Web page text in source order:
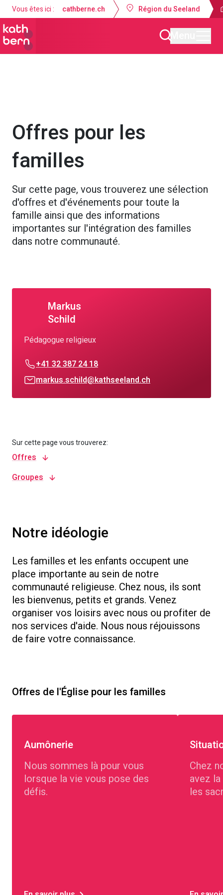
Vous êtes ici : cathberne.ch Région du Seeland
Offres pour les
familles
Sur cette page, vous trouverez une sélection
d'offres et d'événements pour toute la
famille ainsi que des informations
importantes sur l'intégration des familles
dans notre communauté.
Markus
Schild
Pédagogue religieux
+41 32 387 24 18
markus.schild@kathseeland.ch
Sur cette page vous trouverez:
Offres
Groupes
Notre idéologie
Les familles et les enfants occupent une
place importante au sein de notre
communauté religieuse. Chez nous, ils sont
les bienvenus, petits et grands. Venez
organiser vos loisirs avec nous ou profiter de
nos services d'aide. Nous nous réjouissons
de faire votre connaissance.
Offres de l'Église pour les familles
Aumônerie
Nous sommes là pour vous
lorsque la vie vous pose des
défis.
Chez
avez
les